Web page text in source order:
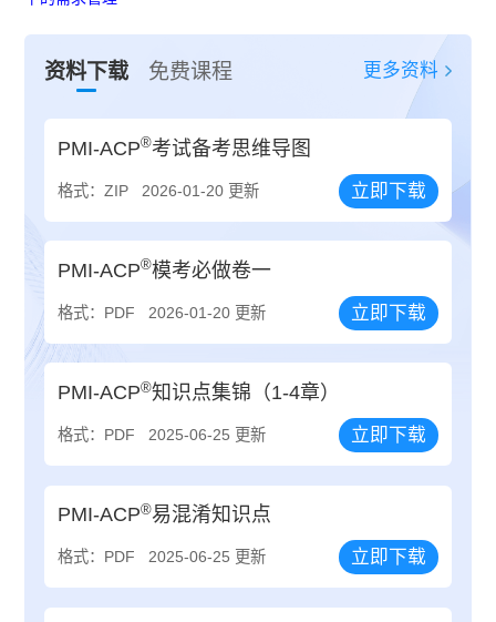
资料下载 免费课程 更多资料
PMI-ACP®考试备考思维导图
格式：ZIP 2026-01-20 更新 立即下载
PMI-ACP®模考必做卷一
格式：PDF 2026-01-20 更新 立即下载
PMI-ACP®知识点集锦（1-4章）
格式：PDF 2025-06-25 更新 立即下载
PMI-ACP®易混淆知识点
格式：PDF 2025-06-25 更新 立即下载